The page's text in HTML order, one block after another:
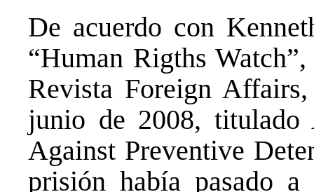
De acuerdo con
“Human Rigths
Revista Foreign
junio de 2008, titulado
Against Preventive
prisión había pasado